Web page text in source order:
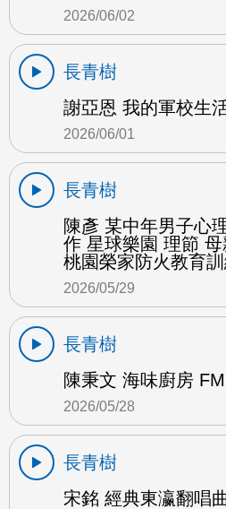
2026/06/02
長青樹
謝亞恩 我的軍校生
2026/06/01
長青樹
陳彥 某中年男子心
作 星球樂園 理節
桃園榮家防火教育
2026/05/29
長青樹
陳秉文 海味廚房
2026/05/28
長青樹
宋銘 經典東瀛翻唱